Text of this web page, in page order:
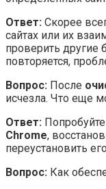
Ответ: Скорее
сайтах или их
проверить другие
повторяется,
Вопрос: После
исчезла. Что еще
Ответ:
Chrome,
переустановить
Вопрос: Как